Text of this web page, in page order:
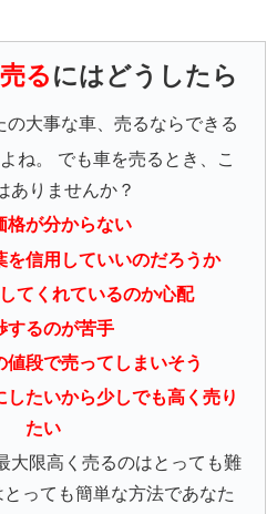
るにはどうしたら
の大事な車、売るならできる
ね。 でも車を売るとき、こ
ありませんか？
格が分からない
を信用していいのだろうか
てくれているのか心配
するのが苦手
値段で売ってしまいそう
したいから少しでも高く売り
たい
大限高く売るのはとっても難
っても簡単な方法であなた